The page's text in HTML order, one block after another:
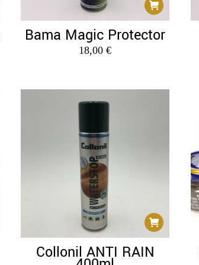
Bama Magic Protector
18,00 €
Collonil ANTI RAIN